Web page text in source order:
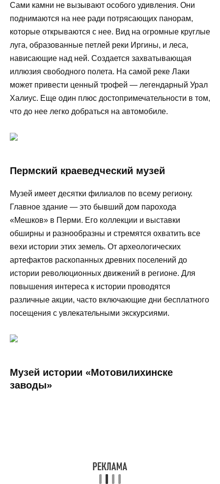
Сами камни не вызывают особого удивления. Они
поднимаются на нее ради потрясающих панорам,
которые открываются с нее. Вид на огромные круглые
луга, образованные петлей реки Иргины, и леса,
нависающие над ней. Создается захватывающая
иллюзия свободного полета. На самой реке Лаки
может привести ценный трофей — легендарный Урал
Халиус. Еще один плюс достопримечательности в том,
что до нее легко добраться на автомобиле.
Пермский краеведческий музей
Музей имеет десятки филиалов по всему региону.
Главное здание — это бывший дом парохода
«Мешков» в Перми. Его коллекции и выставки
обширны и разнообразны и стремятся охватить все
вехи истории этих земель. От археологических
артефактов раскопанных древних поселений до
истории революционных движений в регионе. Для
повышения интереса к истории проводятся
различные акции, часто включающие дни бесплатного
посещения с увлекательными экскурсиями.
Музей истории «Мотовилихинске
заводы»